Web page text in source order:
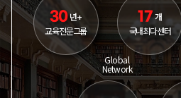
30년+
교육전문그룹
17개
국내최다센터
Global
Network